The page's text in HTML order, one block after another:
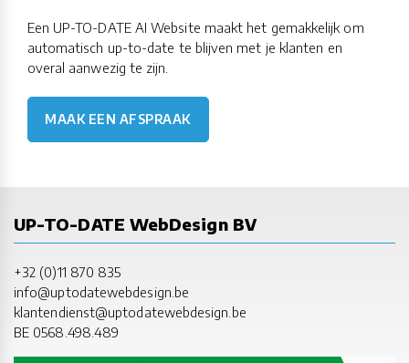
Een UP-TO-DATE AI Website maakt het gemakkelijk om
automatisch up-to-date te blijven met je klanten en
overal aanwezig te zijn.
MAAK EEN AFSPRAAK
UP-TO-DATE WebDesign BV
+32 (0)11 870 835
info@uptodatewebdesign.be
klantendienst@uptodatewebdesign.be
BE 0568.498.489